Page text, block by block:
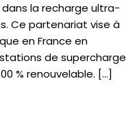
dans la recharge ultra-
Ce partenariat vise à
en France en
de supercharge
% renouvelable. […]